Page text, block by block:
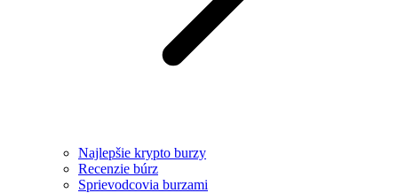
Najlepšie krypto burzy
Recenzie búrz
Sprievodcovia burzami